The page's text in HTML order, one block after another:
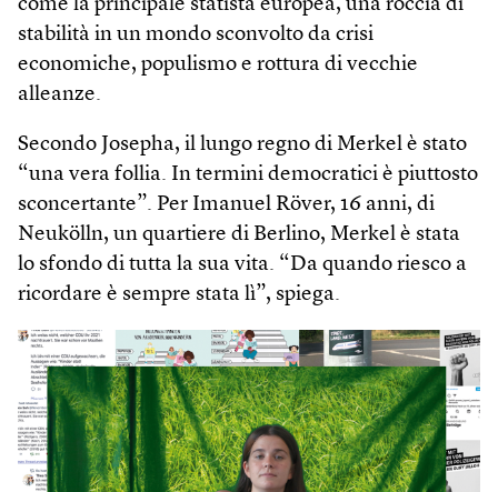
come la principale statista europea, una roccia di
stabilità in un mondo sconvolto da crisi
economiche, populismo e rottura di vecchie
alleanze.
Secondo Josepha, il lungo regno di Merkel è stato
“una vera follia. In termini democratici è piuttosto
sconcertante”. Per Imanuel Röver, 16 anni, di
Neukölln, un quartiere di Berlino, Merkel è stata
lo sfondo di tutta la sua vita. “Da quando riesco a
ricordare è sempre stata lì”, spiega.